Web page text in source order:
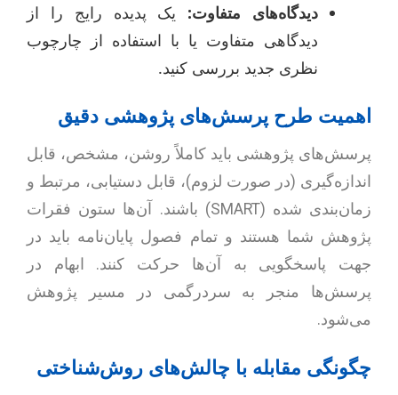
دیدگاه‌های متفاوت: یک پدیده رایج را از
دیدگاهی متفاوت یا با استفاده از چارچوب
نظری جدید بررسی کنید.
اهمیت طرح پرسش‌های پژوهشی دقیق
پرسش‌های پژوهشی باید کاملاً روشن، مشخص، قابل
اندازه‌گیری (در صورت لزوم)، قابل دستیابی، مرتبط و
زمان‌بندی شده (SMART) باشند. آن‌ها ستون فقرات
پژوهش شما هستند و تمام فصول پایان‌نامه باید در
جهت پاسخگویی به آن‌ها حرکت کنند. ابهام در
پرسش‌ها منجر به سردرگمی در مسیر پژوهش
می‌شود.
چگونگی مقابله با چالش‌های روش‌شناختی